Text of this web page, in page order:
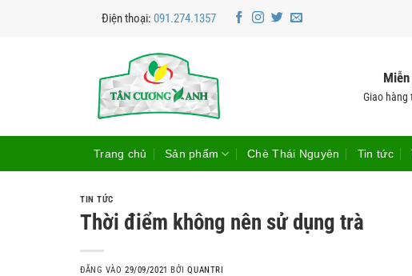
Điện thoại: 091.274.1357
Giao hàng
Trang chủ Sản phẩm Chè Thái Nguyên Tin tức
TIN TỨC
Thời điểm không nên sử dụng trà
ĐĂNG VÀO29/09/2021 BỞIQUANTRI